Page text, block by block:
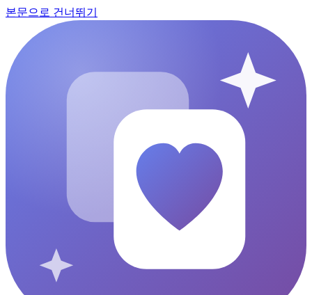
본문으로 건너뛰기